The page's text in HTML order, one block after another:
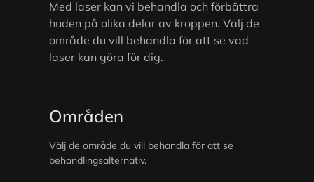
Med laser kan vi behandla och förbättra
huden på olika delar av kroppen. Välj de
område du vill behandla för att se vad
laser kan göra för dig.
Områden
Välj de område du vill behandla för att se
behandlingsalternativ.